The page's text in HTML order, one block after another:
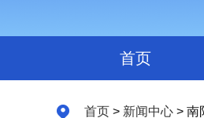
首页
首页 > 新闻中心 > 南